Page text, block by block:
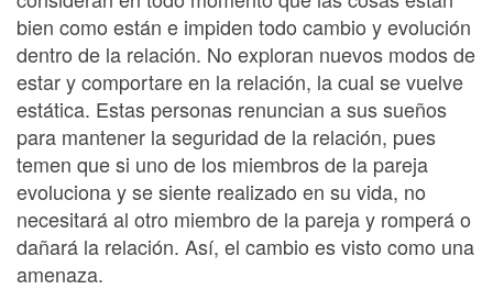
bien como están e impiden todo cambio y evolución
dentro de la relación. No exploran nuevos modos de
estar y comportare en la relación, la cual se vuelve
estática. Estas personas renuncian a sus sueños
para mantener la seguridad de la relación, pues
temen que si uno de los miembros de la pareja
evoluciona y se siente realizado en su vida, no
necesitará al otro miembro de la pareja y romperá o
dañará la relación. Así, el cambio es visto como una
amenaza.